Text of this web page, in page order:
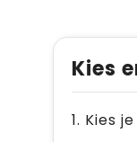
Kies
1. Kies